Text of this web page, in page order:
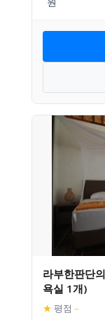
라부한판단
욕실 1개)
★ 평점 –